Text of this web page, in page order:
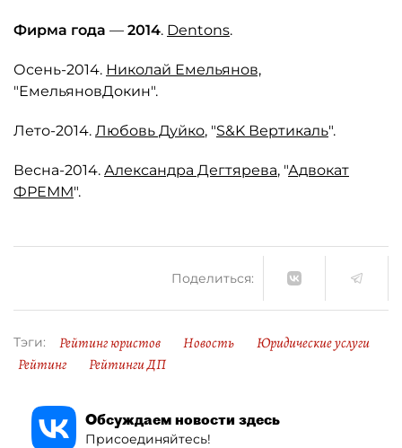
Фирма года — 2014. Dentons.
Осень-2014. Николай Емельянов,
"ЕмельяновДокин".
Лето-2014. Любовь Дуйко, "S&K Вертикаль".
Весна-2014. Александра Дегтярева, "Адвокат
ФРЕММ".
Поделиться:
Тэги: Рейтинг юристов Новость
Юридические услуги
Рейтинг
Рейтинги ДП
Обсуждаем новости здесь
Присоединяйтесь!